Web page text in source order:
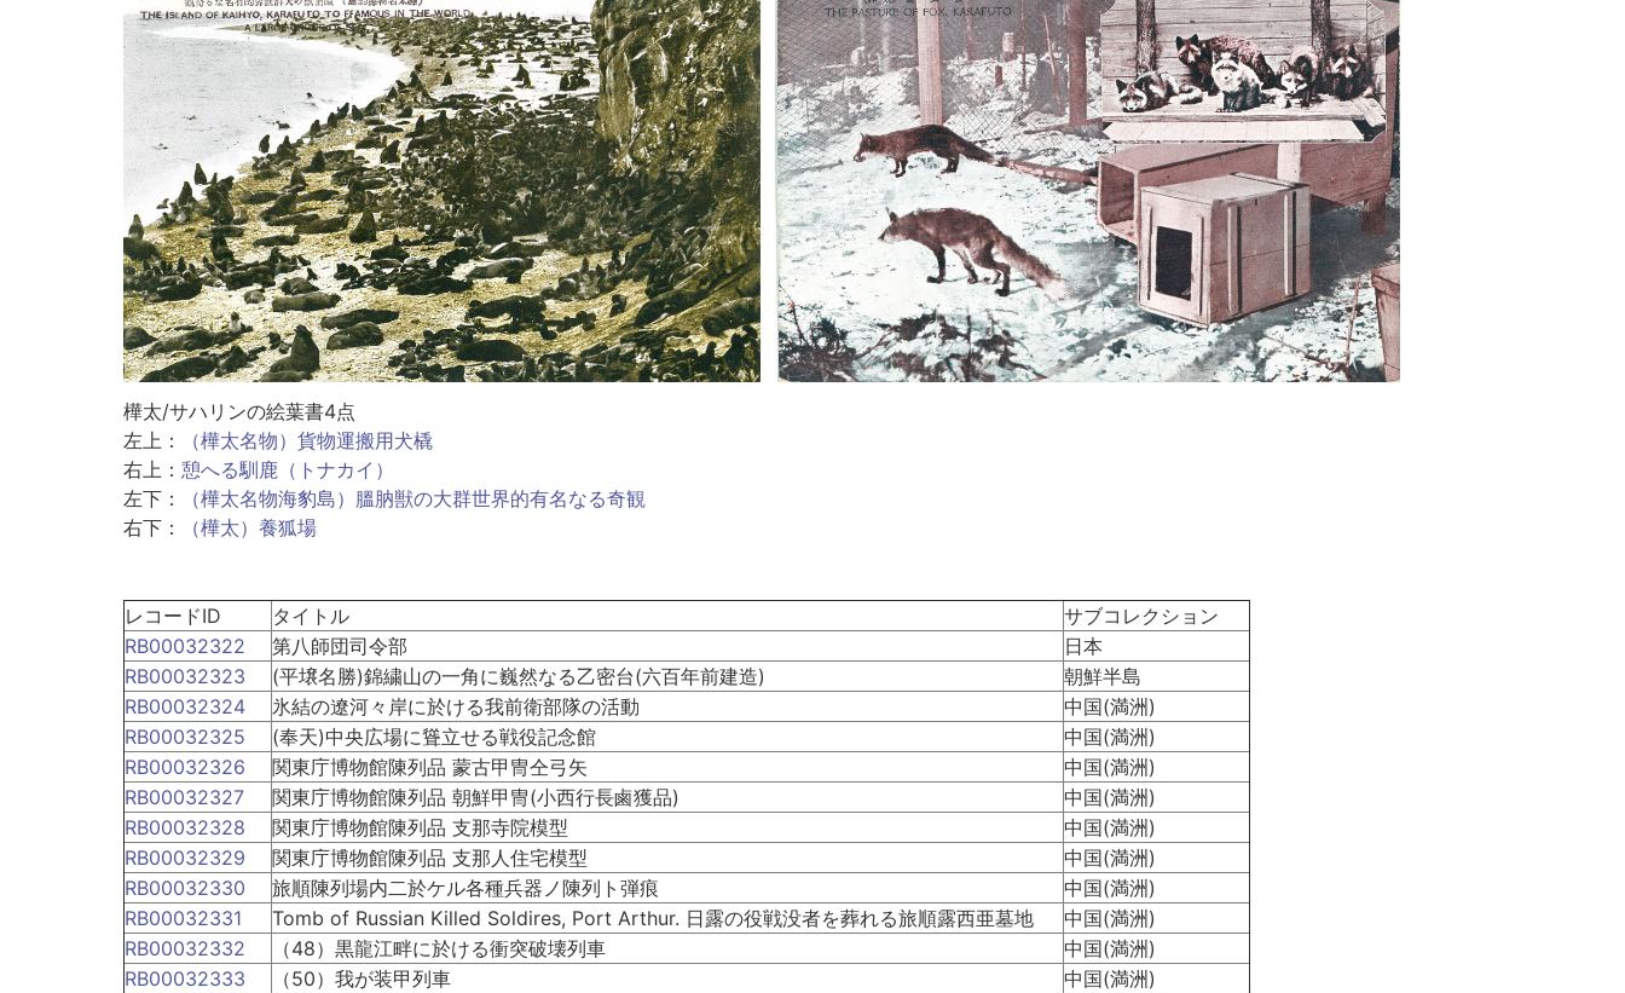
樺太/サハリンの絵葉書4点
左上：
（樺太名物）貨物運搬用犬橇
右上： 憩へる馴鹿（トナカイ）
左下：
（樺太名物海豹島）膃肭獣の大群世界的有名なる奇観
右下：
（樺太）養狐場
レコードID タイトル
サブコレクション
RB00032322
第八師団司令部
日本
RB00032323
(平壌名勝)錦繍山の一角に巍然なる乙密台(六百年前建造)
朝鮮半島
RB00032324
氷結の遼河々岸に於ける我前衛部隊の活動
中国(満洲)
RB00032325
(奉天)中央広場に聳立せる戦役記念館
中国(満洲)
RB00032326
関東庁博物館陳列品 蒙古甲冑仝弓矢
中国(満洲)
RB00032327
関東庁博物館陳列品 朝鮮甲冑(小西行長鹵獲品)
中国(満洲)
RB00032328
関東庁博物館陳列品 支那寺院模型
中国(満洲)
RB00032329
関東庁博物館陳列品 支那人住宅模型
中国(満洲)
RB00032330
旅順陳列場内二於ケル各種兵器ノ陳列ト弾痕
中国(満洲)
RB00032331
Tomb of Russian Killed Soldires, Port Arthur. 日露の役戦没者を葬れる旅順露西亜墓地
中国(満洲)
RB00032332
（48）黒龍江畔に於ける衝突破壊列車
中国(満洲)
RB00032333
（50）我が装甲列車
中国(満洲)